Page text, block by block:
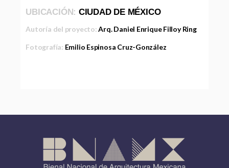
UBICACIÓN: CIUDAD DE MÉXICO
Autoría del proyecto:Arq. Daniel Enrique Filloy Ring
Fotografía: Emilio Espinosa Cruz-González